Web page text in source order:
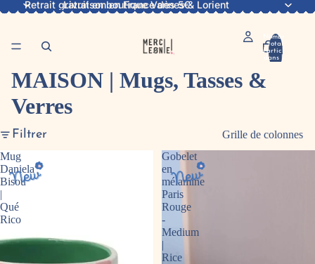
Livraison en France dès 5€
Retrait gratuit en boutique Vannes & Lorient
Nombre
total
d’articles
dans le
MAISON | Mugs, Tasses &
Verres
Filtrer
Grille de colonnes
Mug
Daniela
Bisou
|
Qué
Rico
Gobelet
en
mélamine
Paris
Rouge
-
Medium
|
Rice